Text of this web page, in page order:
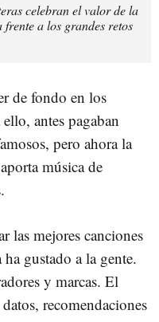
celebran el valor de la
a los grandes retos
de fondo en los
antes pagaban
pero ahora la
música de
las mejores canciones
gustado a la gente.
y marcas. El
recomendaciones